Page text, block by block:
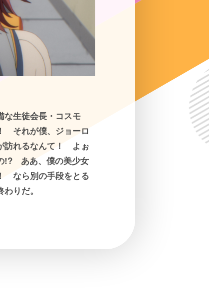
な生徒会長・コスモ
それが僕、ジョーロ
訪れるなんて！ よぉ
!? ああ、僕の美少女
なら別の手段をとる
りだ。